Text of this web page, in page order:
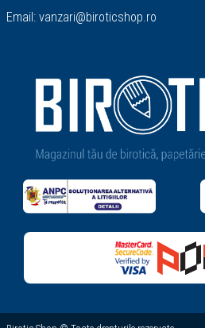
Email: vanzari@biroticshop.ro